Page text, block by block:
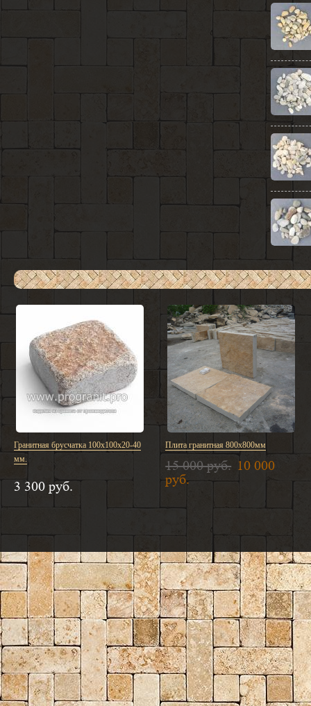
Гранитная брусчатка 100х100х20-40
мм.
3 300 руб.
Плита гранитная 800х800мм
15 000 руб. 10 000
руб.